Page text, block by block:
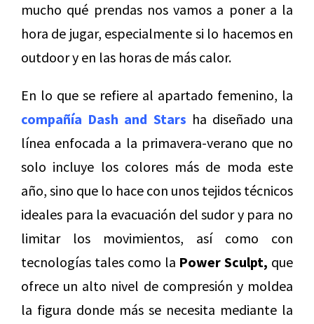
mucho qué prendas nos vamos a poner a la
hora de jugar, especialmente si lo hacemos en
outdoor y en las horas de más calor.
En lo que se refiere al apartado femenino, la
compañía Dash and Stars ha diseñado una
línea enfocada a la primavera-verano que no
solo incluye los colores más de moda este
año, sino que lo hace con unos tejidos técnicos
ideales para la evacuación del sudor y para no
limitar los movimientos, así como con
tecnologías tales como la Power Sculpt, que
ofrece un alto nivel de compresión y moldea
la figura donde más se necesita mediante la